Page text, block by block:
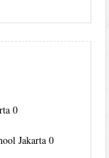
0
Jakarta 0